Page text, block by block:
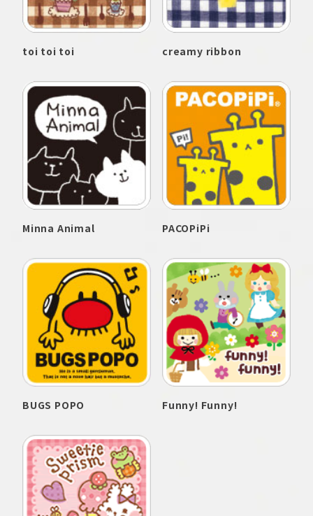
toi toi toi creamy ribbon
Minna Animal PACOPiPi
BUGS POPO Funny! Funny!